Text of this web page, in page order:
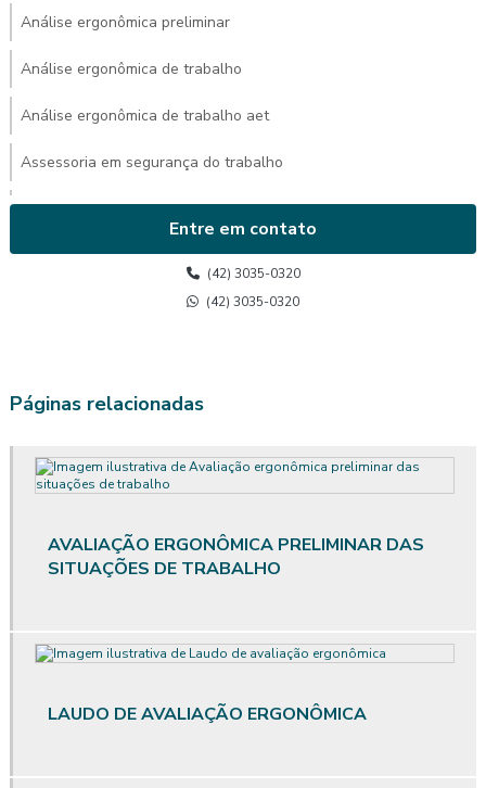
Análise ergonômica preliminar
Análise ergonômica de trabalho
Análise ergonômica de trabalho aet
Assessoria em segurança do trabalho
Avaliação ambiental de calor
Avaliação de calor
Avaliação de calor segurança do trabalho
Avaliação ergonômica
Avaliação ergonômica de postos de trabalho informatizados em
Avaliação ergonômica preliminar
Avaliação de posto de trabalho
Entre em contato
(42) 3035-0320
(42) 3035-0320
Páginas relacionadas
AVALIAÇÃO ERGONÔMICA PRELIMINAR DAS
SITUAÇÕES DE TRABALHO
LAUDO DE AVALIAÇÃO ERGONÔMICA